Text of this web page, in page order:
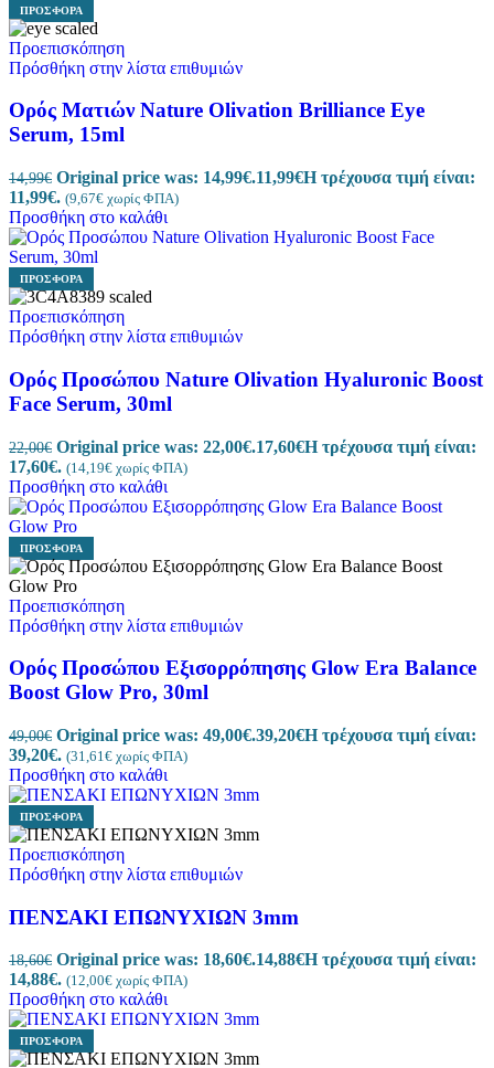
ΠΡΟΣΦΟΡΆ
Προεπισκόπηση
Πρόσθήκη στην λίστα επιθυμιών
Ορός Ματιών Nature Olivation Brilliance Eye
Serum, 15ml
14,99€ Original price was: 14,99€.11,99€Η τρέχουσα τιμή είναι:
11,99€. (9,67€ χωρίς ΦΠΑ)
Προσθήκη στο καλάθι
ΠΡΟΣΦΟΡΆ
Προεπισκόπηση
Πρόσθήκη στην λίστα επιθυμιών
Ορός Προσώπου Nature Olivation Hyaluronic Boost
Face Serum, 30ml
22,00€ Original price was: 22,00€.17,60€Η τρέχουσα τιμή είναι:
17,60€. (14,19€ χωρίς ΦΠΑ)
Προσθήκη στο καλάθι
ΠΡΟΣΦΟΡΆ
Προεπισκόπηση
Πρόσθήκη στην λίστα επιθυμιών
Ορός Προσώπου Εξισορρόπησης Glow Era Balance
Boost Glow Pro, 30ml
49,00€ Original price was: 49,00€.39,20€Η τρέχουσα τιμή είναι:
39,20€. (31,61€ χωρίς ΦΠΑ)
Προσθήκη στο καλάθι
ΠΡΟΣΦΟΡΆ
Προεπισκόπηση
Πρόσθήκη στην λίστα επιθυμιών
ΠΕΝΣΑΚΙ EΠΩΝΥΧΙΩΝ 3mm
18,60€ Original price was: 18,60€.14,88€Η τρέχουσα τιμή είναι:
14,88€. (12,00€ χωρίς ΦΠΑ)
Προσθήκη στο καλάθι
ΠΡΟΣΦΟΡΆ